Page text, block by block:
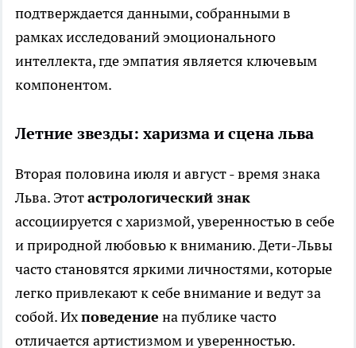
подтверждается данными, собранными в
рамках исследований эмоционального
интеллекта, где эмпатия является ключевым
компонентом.
Летние звезды: харизма и сцена льва
Вторая половина июля и август - время знака
Льва. Этотастрологический знак
ассоциируется с харизмой, уверенностью в себе
и природной любовью к вниманию. Дети-Львы
часто становятся яркими личностями, которые
легко привлекают к себе внимание и ведут за
собой. Ихповедение на публике часто
отличается артистизмом и уверенностью.